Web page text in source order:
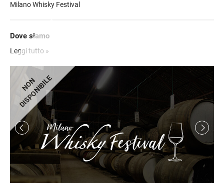
Milano Whisky Festival
Dove siamo
Indicazioni per raggiungere la location:
Leggi tutto »
NON
DISPONIBILE